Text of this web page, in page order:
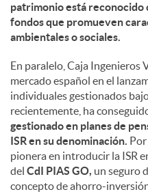
patrimonio está reconocido
fondos que promueven
ambientales o sociales.
En paralelo, Caja Ingenieros
mercado español en el
individuales gestionados
recientemente, ha
gestionado en planes de
ISR en su denominación.
pionera en introducir la ISR
del CdI PIAS GO, un seguro
concepto de ahorro-